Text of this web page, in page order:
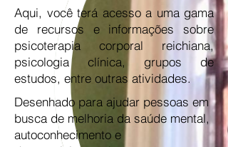
Aqui, você terá acesso a uma gama
de recursos e informações sobre
psicoterapia corporal reichiana,
psicologia clínica, grupos de
estudos, entre outras atividades.
Desenhado para ajudar pessoas em
busca de melhoria da saúde mental,
autoconhecimento e